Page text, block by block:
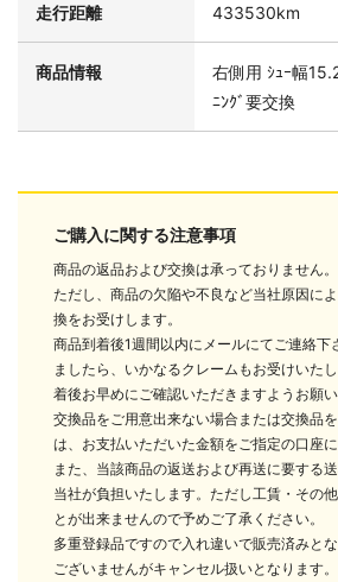
走行距離 433530km
商品情報
右側用 ｼｭｰ幅
ﾆﾝｸﾞ要交換
ご購入に関する注意事項
商品の返品および交換は承っておりません。
ただし、商品の欠陥や不良など当社原因に
換をお受けします。
商品到着後1週間以内にメールにてご連絡下
ましたら、いかなるクレームもお受けいた
着後お早めにご確認いただきますようお願い
交換品をご用意出来ない場合または交換品
は、お支払いただいた金額をご指定の口座に
また、当該商品の返送および再送に要する
当社が負担いたします。ただし工賃・その
とが出来ませんので予めご了承ください。
多重登録品ですので入れ違いで販売済みと
ございませんがキャンセル扱いとなります。